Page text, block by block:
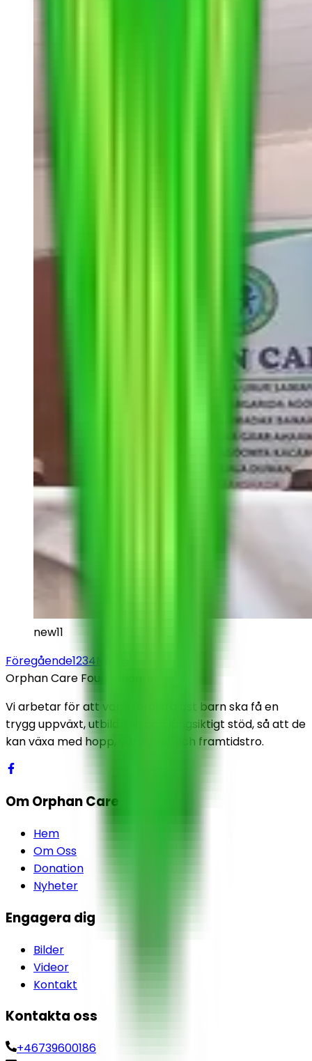
new11
Föregående1234
Orphan Care Foundation
Vi arbetar för att varje föräldralöst barn ska få en
trygg uppväxt, utbildning och långsiktigt stöd, så att de
kan växa med hopp, värdighet och framtidstro.
Om Orphan Care
Hem
Om Oss
Donation
Nyheter
Engagera dig
Bilder
Videor
Kontakt
Kontakta oss
+46739600186